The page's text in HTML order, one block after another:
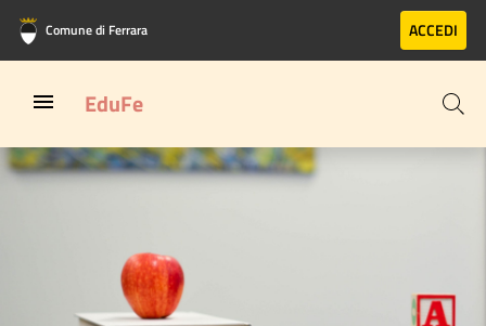
Vai al contenuto principale
Vai al footer
Comune di Ferrara ACCEDI
EduFe